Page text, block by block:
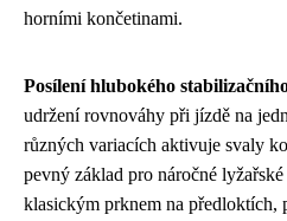
horními končetinami.
Posílení hlubokého
udržení rovnováhy při jízdě na
různých variacích aktivuje svaly
pevný základ pro náročné
klasickým prknem na předloktích,